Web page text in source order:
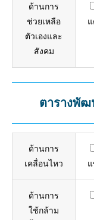
ด้านการ
ช่วยเหลือ
ตัวเองและ
สังคม
ตารางพัฒ
ด้านการ
เคลื่อนไหว
ด้านการ
ใช้กล้าม